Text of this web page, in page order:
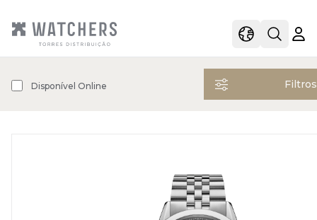
viewOpen
Disponível Online Open filters Filtros